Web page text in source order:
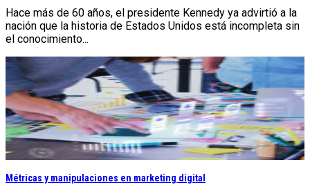
Hace más de 60 años, el presidente Kennedy ya advirtió a la
nación que la historia de Estados Unidos está incompleta sin
el conocimiento...
Métricas y manipulaciones en marketing digital